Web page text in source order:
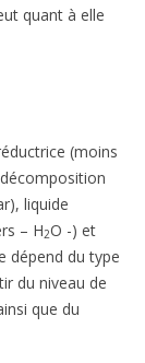
quant à elle
(moins
liquide
– H2O -) et
dépend du type
du niveau de
que du